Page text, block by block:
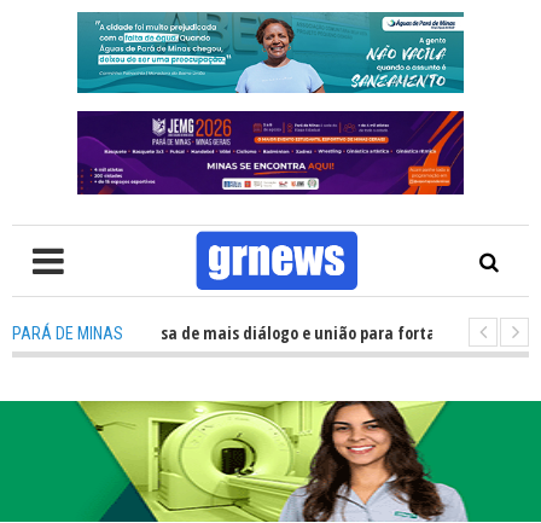
PARÁ DE MINAS
TV: Política precisa de mais diálogo e união para fortalecer Minas e